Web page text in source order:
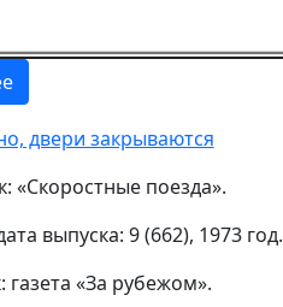
двери закрываются
«Скоростные поезда».
выпуска: 9 (662), 1973 год.
газета «За рубежом».